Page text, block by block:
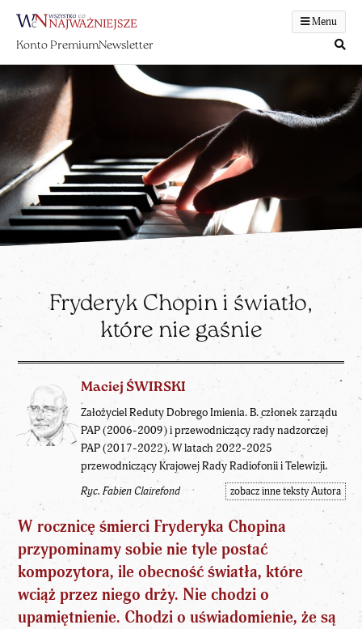
Menu
Konto PremiumNewsletter
Fryderyk Chopin i światło,
które nie gaśnie
Maciej ŚWIRSKI
Założyciel Reduty Dobrego Imienia. B. członek zarządu
PAP (2006-2009) i przewodniczący rady nadzorczej
PAP (2017-2022). W latach 2022-2025
przewodniczący Krajowej Rady Radiofonii i Telewizji.
Ryc. Fabien Clairefond zobacz inne teksty Autora
W rocznicę śmierci Fryderyka Chopina
przypominamy sobie nie tyle postać
kompozytora, ile obecność światła, które
wciąż przez niego drży. Nie chodzi o
upamiętnienie. Chodzi o uświadomienie, że są